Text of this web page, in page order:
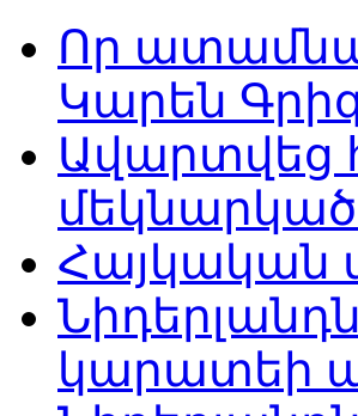
Որ
Կարեն
Ավարտվեց
Հայկական
կարատեի